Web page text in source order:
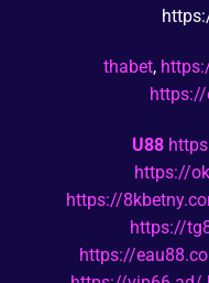
thabet,
U88
https://
https://
https://
https://